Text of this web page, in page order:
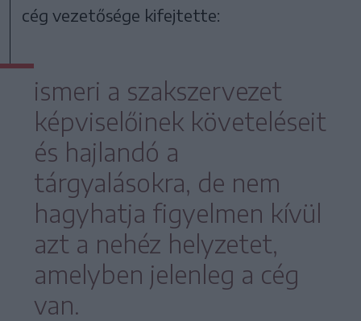
cég vezetősége kifejtette:
ismeri a szakszervezet
képviselőinek követeléseit
és hajlandó a
tárgyalásokra, de nem
hagyhatja figyelmen kívül
azt a nehéz helyzetet,
amelyben jelenleg a cég
van.